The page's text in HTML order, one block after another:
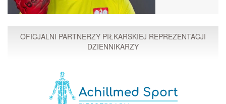
OFICJALNI PARTNERZY PIŁKARSKIEJ REPREZENTACJI
DZIENNIKARZY